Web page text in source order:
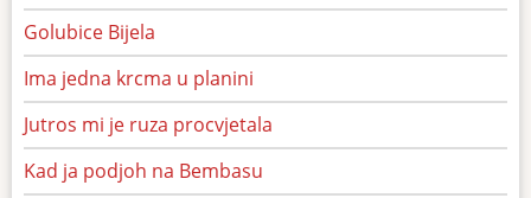
Golubice Bijela
Ima jedna krcma u planini
Jutros mi je ruza procvjetala
Kad ja podjoh na Bembasu